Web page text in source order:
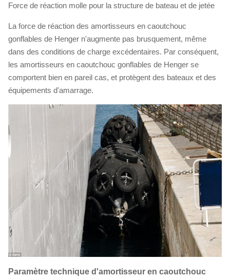
Force de réaction molle pour la structure de bateau et de jetée
La force de réaction des amortisseurs en caoutchouc
gonflables de Henger n'augmente pas brusquement, même
dans des conditions de charge excédentaires. Par conséquent,
les amortisseurs en caoutchouc gonflables de Henger se
comportent bien en pareil cas, et protègent des bateaux et des
équipements d'amarrage.
Paramètre technique d'amortisseur en caoutchouc